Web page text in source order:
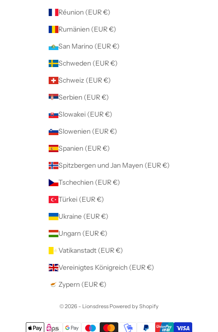
Réunion (EUR €)
Rumänien (EUR €)
San Marino (EUR €)
Schweden (EUR €)
Schweiz (EUR €)
Serbien (EUR €)
Slowakei (EUR €)
Slowenien (EUR €)
Spanien (EUR €)
Spitzbergen und Jan Mayen (EUR €)
Tschechien (EUR €)
Türkei (EUR €)
Ukraine (EUR €)
Ungarn (EUR €)
Vatikanstadt (EUR €)
Vereinigtes Königreich (EUR €)
Zypern (EUR €)
© 2026 - Lionsdress Powered by Shopify